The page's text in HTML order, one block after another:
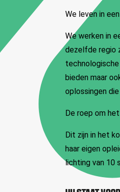
We leven in
We werken in
dezelfde regio
bieden maar
oplossingen
De roep om
Dit zijn in het
haar eigen
lichting van 10